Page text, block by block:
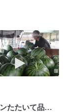
の花が見ごろ
２００９年に
、今年で年目。
背を伸ばした
に大輪の黄色
き誇る。時期
て植え付けて
、８月中旬ご
しめるとい
でね」 和歌山のパン
動画を再生 ポン
ポンポンたたいて品質確認 「函南スイカ」出荷時期迎える